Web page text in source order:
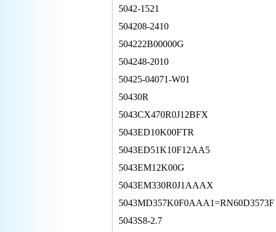
5042-1521
504208-2410
504222B00000G
504248-2010
50425-04071-W01
50430R
5043CX470R0J12BFX
5043ED10K00FTR
5043ED51K10F12AA5
5043EM12K00G
5043EM330R0J1AAAX
5043MD357K0F0AAA1=RN60D3573F
5043S8-2.7